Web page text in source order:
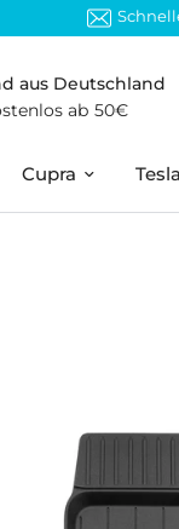
aus Deutschland
ab 50€
Cupra Tesla